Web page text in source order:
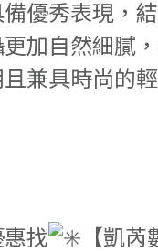
優秀表現，
加自然細膩
兼具時尚的
找 【凱芮